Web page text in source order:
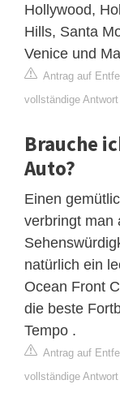
Hollywood,
Hills, Santa
Venice und
Antrag auf
vollständige
Brauche
Auto?
Einen
verbringt man
natürlich ein
Ocean Front
die beste
Tempo .
Antrag auf
vollständige